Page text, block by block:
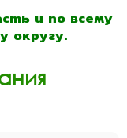
и по всему
округу.